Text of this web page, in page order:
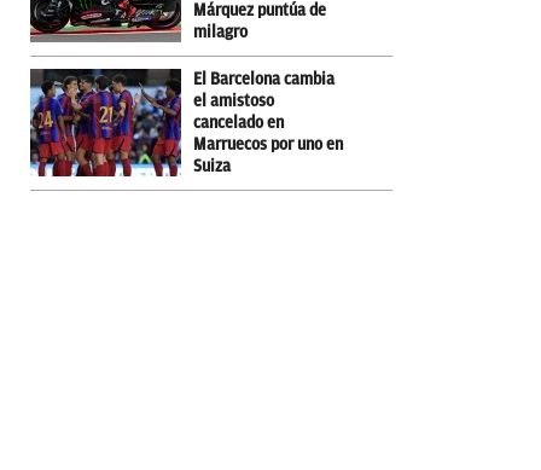
Márquez puntúa de
milagro
El Barcelona cambia
el amistoso
cancelado en
Marruecos por uno en
Suiza